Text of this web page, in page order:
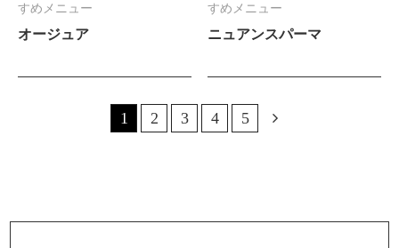
すめメニュー
オージュア
すめメニュー
ニュアンスパーマ
1 2 3 4 5 